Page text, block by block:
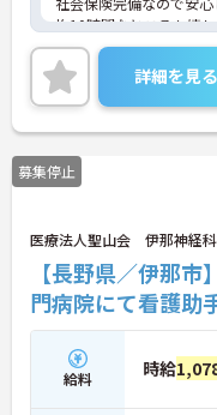
均10時間なところも嬉
ご興味のある方はご面
でご気軽にお問合せくだ
詳細を見る
募集停止
医療法人聖山会 伊那神経
【長野県／伊那
門病院にて看護助
給料 時給